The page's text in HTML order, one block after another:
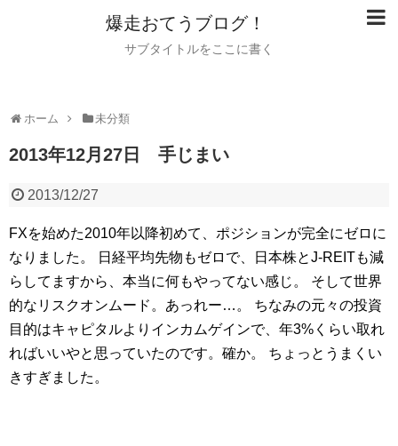
爆走おてうブログ！
サブタイトルをここに書く
ホーム 未分類
2013年12月27日 手じまい
2013/12/27
FXを始めた2010年以降初めて、ポジションが完全にゼロに
なりました。
日経平均先物もゼロで、日本株とJ-REITも減
らしてますから、本当に何もやってない感じ。
そして世界
的なリスクオンムード。あっれー…。
ちなみの元々の投資
目的はキャピタルよりインカムゲインで、年3%くらい取れ
ればいいやと思っていたのです。確か。
ちょっとうまくい
きすぎました。